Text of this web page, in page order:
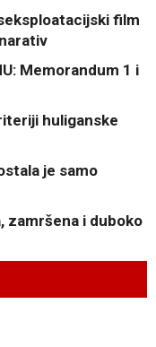
film
Memorandum 1 i
huliganske
je samo
zamršena i duboko